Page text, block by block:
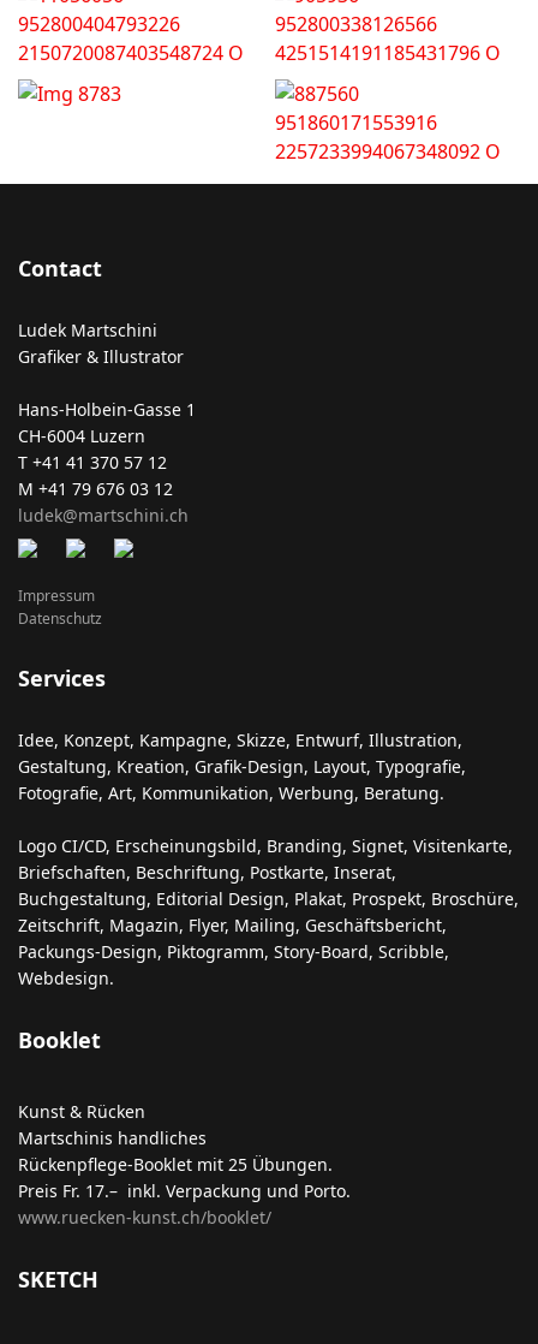
Contact
Ludek Martschini
Grafiker & Illustrator
Hans-Holbein-Gasse 1
CH-6004 Luzern
T +41 41 370 57 12
M +41 79 676 03 12
ludek@martschini.ch
Impressum
Datenschutz
Services
Idee, Konzept, Kampagne, Skizze, Entwurf, Illustration,
Gestaltung, Kreation, Grafik-Design, Layout, Typografie,
Fotografie, Art, Kommunikation, Werbung, Beratung.
Logo CI/CD, Erscheinungsbild, Branding, Signet, Visitenkarte,
Briefschaften, Beschriftung, Postkarte, Inserat,
Buchgestaltung, Editorial Design, Plakat, Prospekt, Broschüre,
Zeitschrift, Magazin, Flyer, Mailing, Geschäftsbericht,
Packungs-Design, Piktogramm, Story-Board, Scribble,
Webdesign.
Booklet
Kunst & Rücken
Martschinis handliches
Rückenpflege-Booklet mit 25 Übungen.
Preis Fr. 17.– inkl. Verpackung und Porto.
www.ruecken-kunst.ch/booklet/
SKETCH